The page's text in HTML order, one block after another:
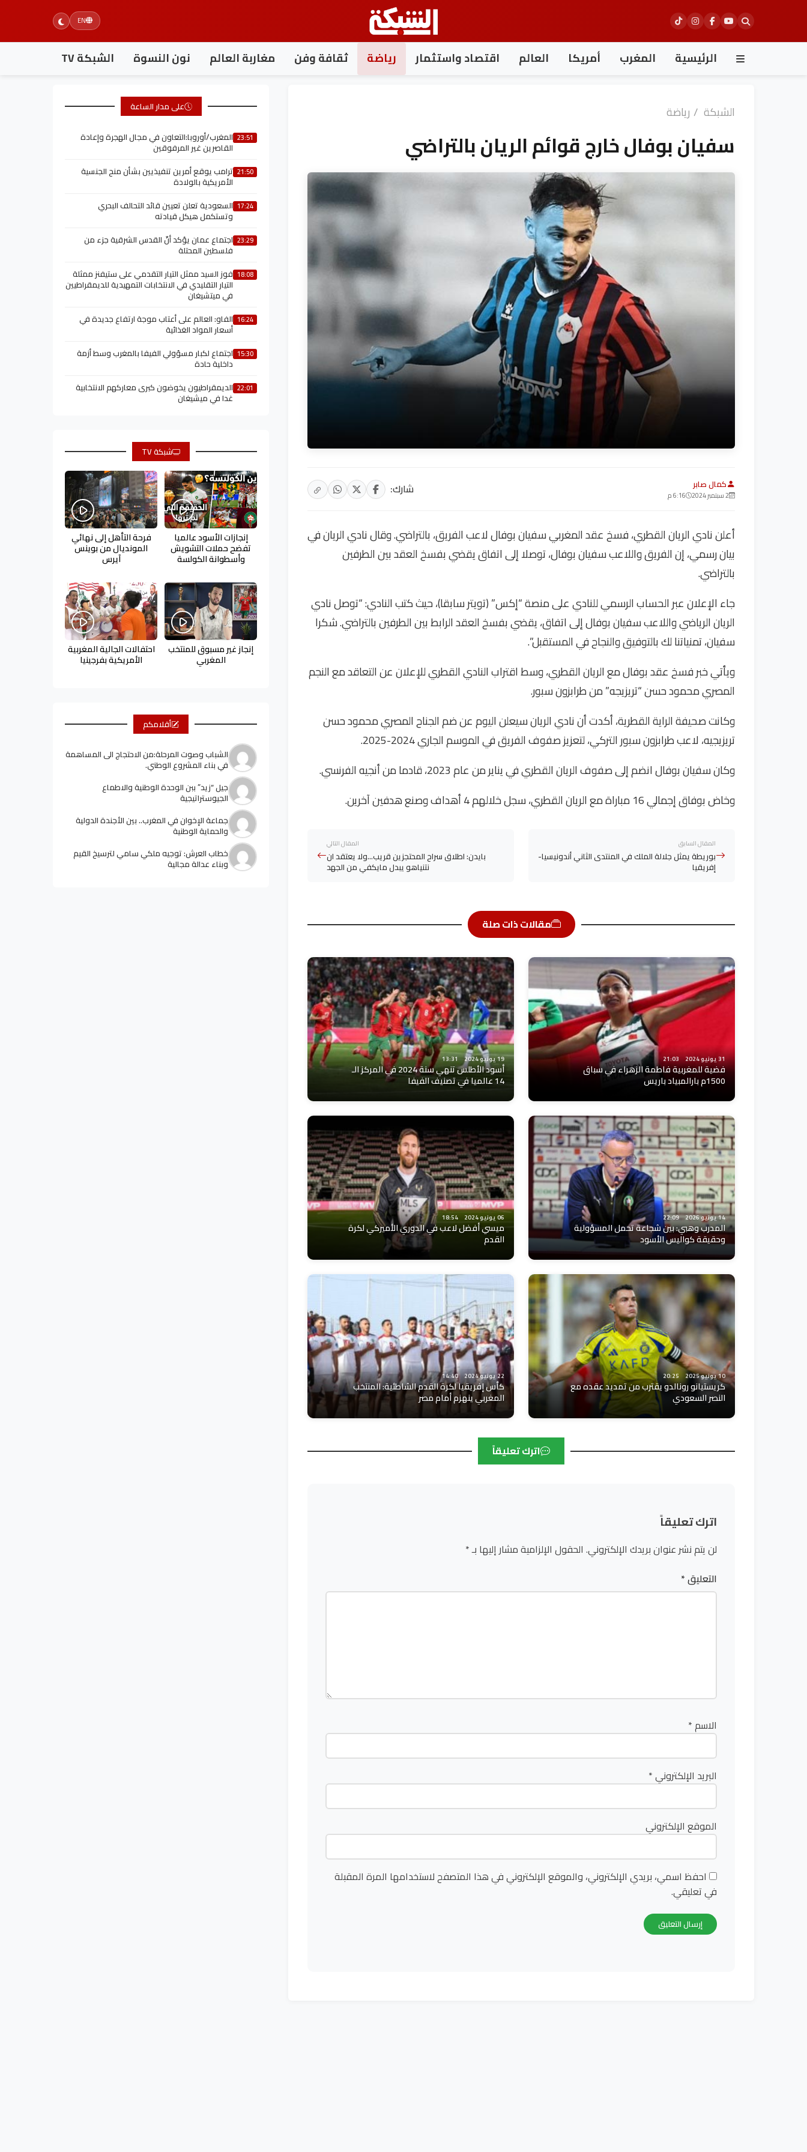
EN
الرئيسية المغرب أمريكا العالم اقتصاد واستثمار رياضة ثقافة وفن مغاربة العالم نون النسوة الشبكة TV
الشبكة / رياضة
سفيان بوفال خارج قوائم الريان بالتراضي
كمال صابر
2 سبتمبر 2024 6:16 م شارك:
أعلن نادي الريان القطري، فسخ عقد المغربي سفيان بوفال لاعب الفريق، بالتراضي. وقال نادي الريان في
بيان رسمي، إن الفريق واللاعب سفيان بوفال، توصلا إلى اتفاق يقضي بفسخ العقد بين الطرفين
بالتراضي.
جاء الإعلان عبر الحساب الرسمي للنادي على منصة “إكس” (تويتر سابقا)، حيث كتب النادي: “توصل نادي
الريان الرياضي واللاعب سفيان بوفال إلى اتفاق، يقضي بفسخ العقد الرابط بين الطرفين بالتراضي. شكرا
سفيان، تمنياتنا لك بالتوفيق والنجاح في المستقبل”.
ويأتي خبر فسخ عقد بوفال مع الريان القطري، وسط اقتراب النادي القطري للإعلان عن التعاقد مع النجم
المصري محمود حسن “تريزيجه” من طرابزون سبور.
وكانت صحيفة الراية القطرية، أكدت أن نادي الريان سيعلن اليوم عن ضم الجناح المصري محمود حسن
تريزيجيه، لاعب طرابزون سبور التركي، لتعزيز صفوف الفريق في الموسم الجاري 2024-2025.
وكان سفيان بوفال انضم إلى صفوف الريان القطري في يناير من عام 2023، قادما من أنجيه الفرنسي.
وخاض بوفاق إجمالي 16 مباراة مع الريان القطري، سجل خلالهم 4 أهداف وصنع هدفين آخرين.
المقال السابق
بوريطة يمثل جلالة الملك في المنتدى الثاني أندونيسيا-
إفريقيا
المقال التالي
بايدن: اطلاق سراح المحتجزين قريب…ولا يعتقد ان
نتنياهو يبدل مايكفي من الجهد
مقالات ذات صلة
31 يونيو 2024 21:03
فضية للمغربية فاطمة الزهراء في سباق
1500م بارالمبياد باريس
19 يونيو 2024 13:31
أسود الأطلس تنهي سنة 2024 في المركز الـ
14 عالميا في تصنيف الفيفا
14 يونيو 2026 22:09
المدرب وهبي: بين شجاعة تحمل المسؤولية
وحقيقة كواليس الأسود
06 يونيو 2024 18:54
ميسي أفضل لاعب في الدوري الأميركي لكرة
القدم
10 يونيو 2025 20:25
كريستيانو رونالدو يقترب من تمديد عقده مع
النصر السعودي
22 يونيو 2024 14:40
كأس إفريقيا لكرة القدم الشاطئية: المنتخب
المغربي ينهزم أمام مصر
اترك تعليقاً
اترك تعليقاً
لن يتم نشر عنوان بريدك الإلكتروني. الحقول الإلزامية مشار إليها بـ*
التعليق*
الاسم*
البريد الإلكتروني*
الموقع الإلكتروني
احفظ اسمي، بريدي الإلكتروني، والموقع الإلكتروني في هذا المتصفح لاستخدامها المرة المقبلة
في تعليقي.
على مدار الساعة
23:51 المغرب/أوروبا:التعاون في مجال الهجرة وإعادة
القاصرين غير المرفوقين
21:50 ترامب يوقع أمرين تنفيذيين بشأن منح الجنسية
الأمريكية بالولادة
17:24 السعودية تعلن تعيين قائد التحالف البحري
وتستكمل هيكل قيادته
23:29 اجتماع عمان يؤكد أنّ القدس الشرقية جزء من
فلسطين المحتلة
18:08 فوز السيد ممثل التيار التقدمي على ستيفنز ممثلة
التيار التقليدي في الانتخابات التمهيدية للديمقراطيين
في ميتشيغان
16:24 الفاو: العالم على أعتاب موجة ارتفاع جديدة في
أسعار المواد الغذائية
15:30 اجتماع لكبار مسؤولي الفيفا بالمغرب وسط أزمة
داخلية حادة
22:01 الديمقراطيون يخوضون كبرى معاركهم الانتخابية
غدا في ميشيغان
شبكة TV
إنجازات الأسود عالميا
تفضح حملات التشويش
وأسطوانة الكولسة
فرحة التأهل إلى نهائي
المونديال من بوينس
آيرس
إنجاز غير مسبوق للمنتخب
المغربي
احتفالات الجالية المغربية
الأمريكية بفرجينيا
أقلامكم
الشباب وصوت المرحلة:من الاحتجاج الى المساهمة
في بناء المشروع الوطني.
جيل “زيد” ببن الوحدة الوطنية والاطماع
الجيوستراتيجية
جماعة الإخوان في المغرب.. بين الأجندة الدولية
والحماية الوطنية
خطاب العرش: توجيه ملكي سامي لترسيخ القيم
وبناء عدالة مجالية